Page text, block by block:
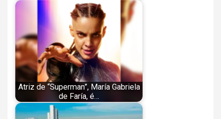
Atriz de “Superman”, María Gabriela
de Faría, é…